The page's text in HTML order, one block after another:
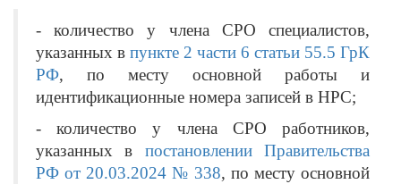
- количество у члена СРО специалистов,
указанных в пункте 2 части 6 статьи 55.5 ГрК
РФ, по месту основной работы и
идентификационные номера записей в НРС;
- количество у члена СРО работников,
указанных в постановлении Правительства
РФ от 20.03.2024 № 338, по месту основной